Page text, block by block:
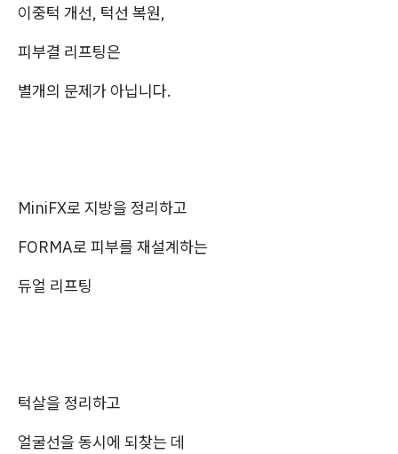
이중턱 개선, 턱선 복원,
피부결 리프팅은
별개의 문제가 아닙니다.
MiniFX로 지방을 정리하고
FORMA로 피부를 재설계하는
듀얼 리프팅
턱살을 정리하고
얼굴선을 동시에 되찾는 데